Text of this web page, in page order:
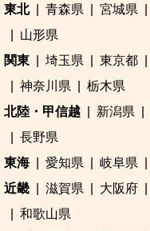
東北
青森県 宮城県
山形県
関東
埼玉県 東京都
神奈川県
栃木県
北陸・甲信越
新潟県
長野県
東海
愛知県 岐阜県
近畿
滋賀県 大阪府
和歌山県